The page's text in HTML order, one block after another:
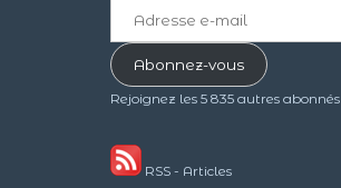
mailAbonnez-vous
Rejoignez les 5 835 autres abonnés
RSS - Articles